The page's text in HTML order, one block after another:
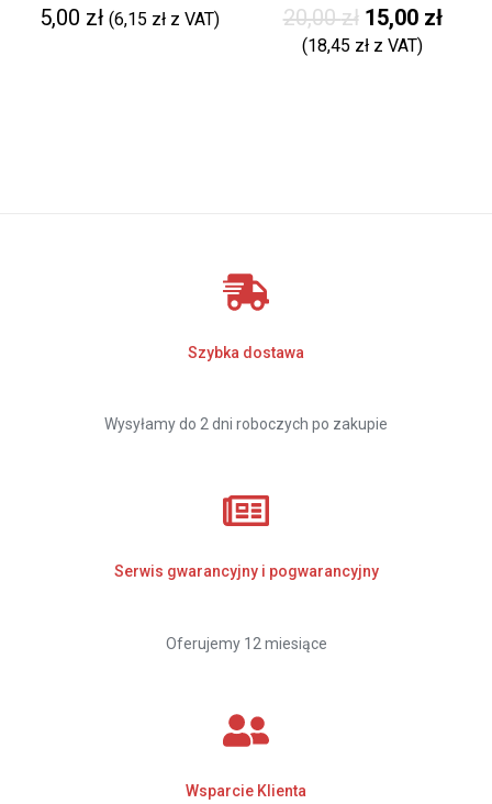
5,00 zł (6,15 złz VAT) 20,00zł 15,00 zł
(18,45 zł z VAT)
Szybka dostawa
Wysyłamy do 2 dni roboczych po zakupie
Serwis gwarancyjny i pogwarancyjny
Oferujemy 12 miesiące
Wsparcie Klienta